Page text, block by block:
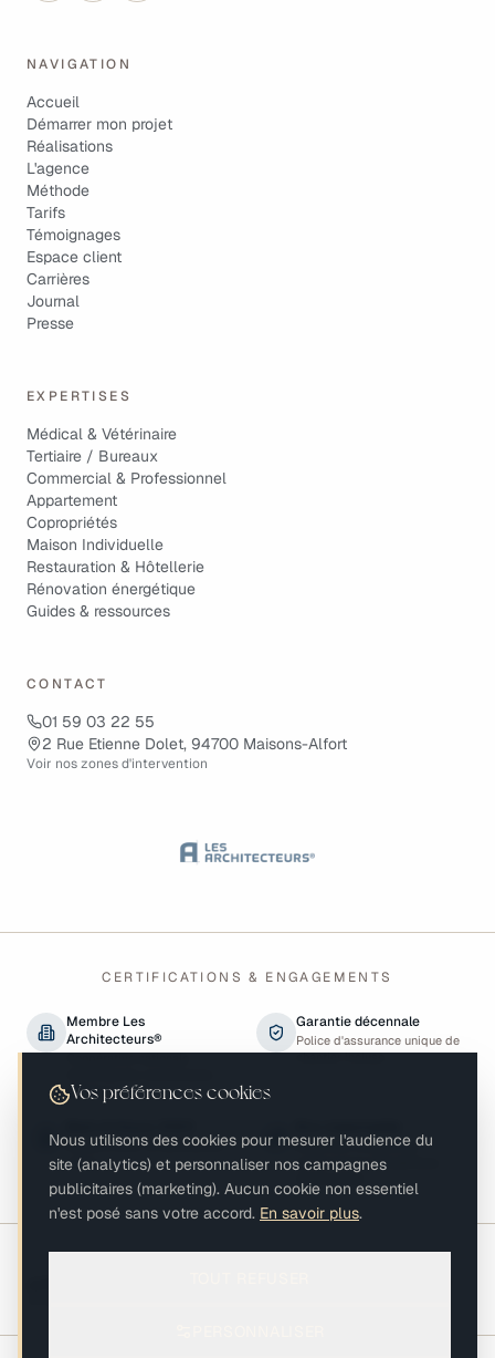
NAVIGATION
Accueil
Démarrer mon projet
Réalisations
L'agence
Méthode
Tarifs
Témoignages
Espace client
Carrières
Journal
Presse
EXPERTISES
Médical & Vétérinaire
Tertiaire / Bureaux
Commercial & Professionnel
Appartement
Copropriétés
Maison Individuelle
Restauration & Hôtellerie
Rénovation énergétique
Guides & ressources
CONTACT
01 59 03 22 55
2 Rue Etienne Dolet, 94700 Maisons-Alfort
Voir nos zones d'intervention
CERTIFICATIONS & ENGAGEMENTS
Membre Les
Architecteurs®
généraux
Garantie décennale
Police d'assurance unique de
chantier incluse
Reconnu pour la satisfaction
client
Matériaux biosourcés,
performance énergétique,
Vos préférences cookies
Nous utilisons des cookies pour mesurer l'audience du
site (analytics) et personnaliser nos campagnes
publicitaires (marketing). Aucun cookie non essentiel
n'est posé sans votre accord. En savoir plus.